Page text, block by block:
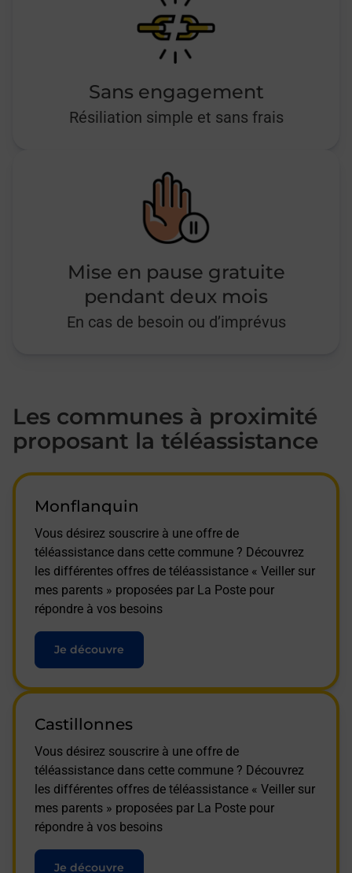
Sans engagement
Résiliation simple et sans frais
Mise en pause gratuite
pendant deux mois
En cas de besoin ou d’imprévus
Les communes à proximité
proposant la téléassistance
Monflanquin
Vous désirez souscrire à une offre de
téléassistance dans cette commune ? Découvrez
les différentes offres de téléassistance « Veiller sur
mes parents » proposées par La Poste pour
répondre à vos besoins
Je découvre
Castillonnes
Vous désirez souscrire à une offre de
téléassistance dans cette commune ? Découvrez
les différentes offres de téléassistance « Veiller sur
mes parents » proposées par La Poste pour
répondre à vos besoins
Je découvre